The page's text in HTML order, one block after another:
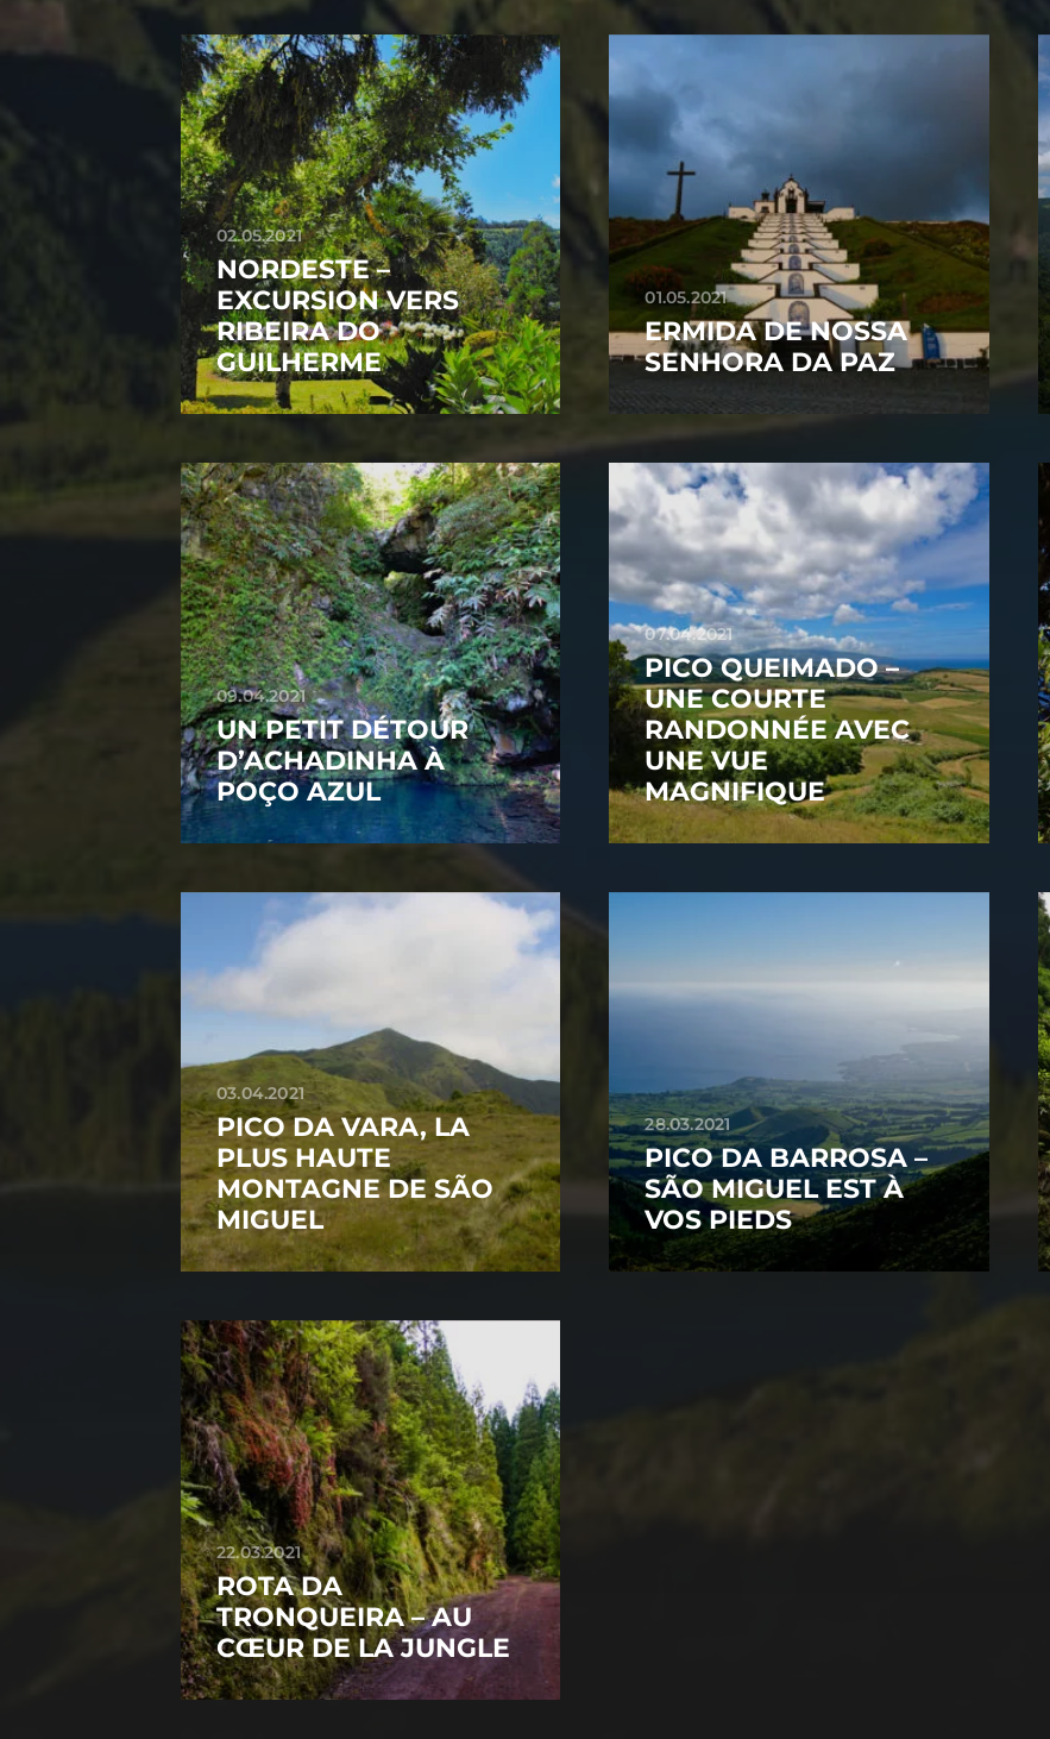
02.05.2021
NORDESTE –
EXCURSION VERS
RIBEIRA DO
GUILHERME
01.05.2021
ERMIDA DE NOSSA
SENHORA DA PAZ
09.04.2021
UN PETIT DÉTOUR
D’ACHADINHA À
POÇO AZUL
07.04.2021
PICO QUEIMADO –
UNE COURTE
RANDONNÉE AVEC
UNE VUE
MAGNIFIQUE
03.04.2021
PICO DA VARA, LA
PLUS HAUTE
MONTAGNE DE SÃO
MIGUEL
28.03.2021
PICO DA BARROSA –
SÃO MIGUEL EST À
VOS PIEDS
22.03.2021
ROTA DA
TRONQUEIRA – AU
CŒUR DE LA JUNGLE